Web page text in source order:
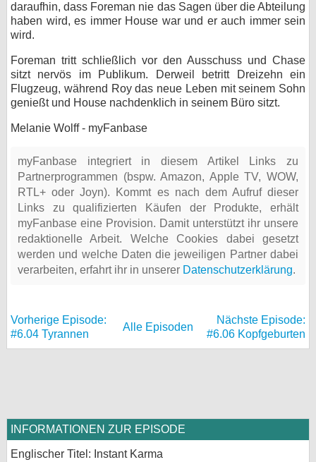
daraufhin, dass Foreman nie das Sagen über die Abteilung
haben wird, es immer House war und er auch immer sein
wird.
Foreman tritt schließlich vor den Ausschuss und Chase
sitzt nervös im Publikum. Derweil betritt Dreizehn ein
Flugzeug, während Roy das neue Leben mit seinem Sohn
genießt und House nachdenklich in seinem Büro sitzt.
Melanie Wolff - myFanbase
myFanbase integriert in diesem Artikel Links zu
Partnerprogrammen (bspw. Amazon, Apple TV, WOW,
RTL+ oder Joyn). Kommt es nach dem Aufruf dieser
Links zu qualifizierten Käufen der Produkte, erhält
myFanbase eine Provision. Damit unterstützt ihr unsere
redaktionelle Arbeit. Welche Cookies dabei gesetzt
werden und welche Daten die jeweiligen Partner dabei
verarbeiten, erfahrt ihr in unserer Datenschutzerklärung.
Vorherige Episode:
#6.04 Tyrannen
Alle Episoden
Nächste Episode:
#6.06 Kopfgeburten
INFORMATIONEN ZUR EPISODE
Englischer Titel: Instant Karma